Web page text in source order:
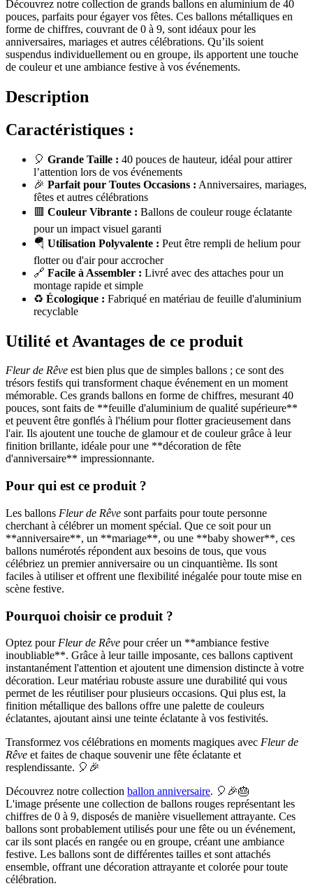
Découvrez notre collection de grands ballons en aluminium de 40
pouces, parfaits pour égayer vos fêtes. Ces ballons métalliques en
forme de chiffres, couvrant de 0 à 9, sont idéaux pour les
anniversaires, mariages et autres célébrations. Qu’ils soient
suspendus individuellement ou en groupe, ils apportent une touche
de couleur et une ambiance festive à vos événements.
Description
Caractéristiques :
🎈 Grande Taille : 40 pouces de hauteur, idéal pour attirer
l’attention lors de vos événements
🎉 Parfait pour Toutes Occasions : Anniversaires, mariages,
fêtes et autres célébrations
🟥 Couleur Vibrante : Ballons de couleur rouge éclatante
pour un impact visuel garanti
🪂 Utilisation Polyvalente : Peut être rempli de helium pour
flotter ou d'air pour accrocher
🔗 Facile à Assembler : Livré avec des attaches pour un
montage rapide et simple
♻️ Écologique : Fabriqué en matériau de feuille d'aluminium
recyclable
Utilité et Avantages de ce produit
Fleur de Rêve est bien plus que de simples ballons ; ce sont des
trésors festifs qui transforment chaque événement en un moment
mémorable. Ces grands ballons en forme de chiffres, mesurant 40
pouces, sont faits de **feuille d'aluminium de qualité supérieure**
et peuvent être gonflés à l'hélium pour flotter gracieusement dans
l'air. Ils ajoutent une touche de glamour et de couleur grâce à leur
finition brillante, idéale pour une **décoration de fête
d'anniversaire** impressionnante.
Pour qui est ce produit ?
Les ballons Fleur de Rêve sont parfaits pour toute personne
cherchant à célébrer un moment spécial. Que ce soit pour un
**anniversaire**, un **mariage**, ou une **baby shower**, ces
ballons numérotés répondent aux besoins de tous, que vous
célébriez un premier anniversaire ou un cinquantième. Ils sont
faciles à utiliser et offrent une flexibilité inégalée pour toute mise en
scène festive.
Pourquoi choisir ce produit ?
Optez pour Fleur de Rêve pour créer un **ambiance festive
inoubliable**. Grâce à leur taille imposante, ces ballons captivent
instantanément l'attention et ajoutent une dimension distincte à votre
décoration. Leur matériau robuste assure une durabilité qui vous
permet de les réutiliser pour plusieurs occasions. Qui plus est, la
finition métallique des ballons offre une palette de couleurs
éclatantes, ajoutant ainsi une teinte éclatante à vos festivités.
Transformez vos célébrations en moments magiques avec Fleur de
Rêve et faites de chaque souvenir une fête éclatante et
resplendissante. 🎈🎉
Découvrez notre collection ballon anniversaire. 🎈🎉🎂
L'image présente une collection de ballons rouges représentant les
chiffres de 0 à 9, disposés de manière visuellement attrayante. Ces
ballons sont probablement utilisés pour une fête ou un événement,
car ils sont placés en rangée ou en groupe, créant une ambiance
festive. Les ballons sont de différentes tailles et sont attachés
ensemble, offrant une décoration attrayante et colorée pour toute
célébration.